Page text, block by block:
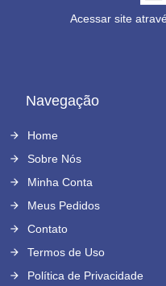
Acessar site
Navegação
Home
Sobre Nós
Minha Conta
Meus Pedidos
Contato
Termos de Uso
Política de Privacidade